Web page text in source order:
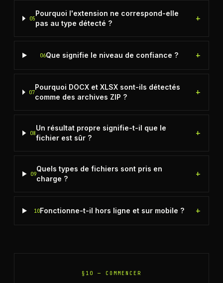
05
Pourquoi l'extension ne correspond-elle
pas au type détecté ?
+
06Que signifie le niveau de confiance ? +
07
Pourquoi DOCX et XLSX sont-ils détectés
comme des archives ZIP ?
+
08
Un résultat propre signifie-t-il que le
fichier est sûr ?
+
09
Quels types de fichiers sont pris en
charge ?
+
10Fonctionne-t-il hors ligne et sur mobile ? +
§10 — COMMENCER